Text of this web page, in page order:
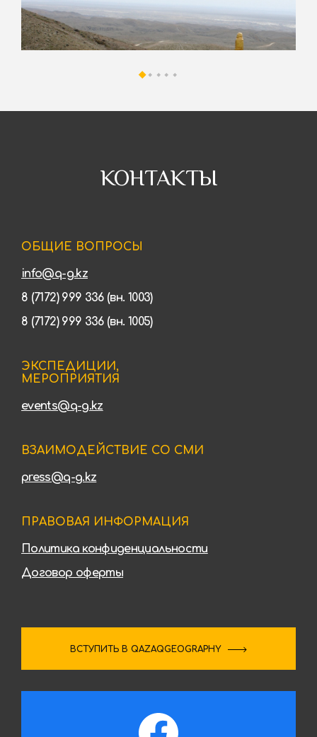
КОНТАКТЫ
ОБЩИЕ ВОПРОСЫ
info@q-g.kz
8 (7172) 999 336 (вн. 1003)
8 (7172) 999 336 (вн. 1005)
ЭКСПЕДИЦИИ,
МЕРОПРИЯТИЯ
events@q-g.kz
ВЗАИМОДЕЙСТВИЕ СО СМИ
press@q-g.kz
ПРАВОВАЯ ИНФОРМАЦИЯ
Политика конфиденциальности
Договор оферты
ВСТУПИТЬ В QAZAQGEOGRAPHY